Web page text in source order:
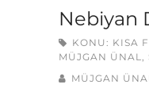
Nebiyan
KONU: KISA
MÜJGAN ÜNAL
MÜJGAN